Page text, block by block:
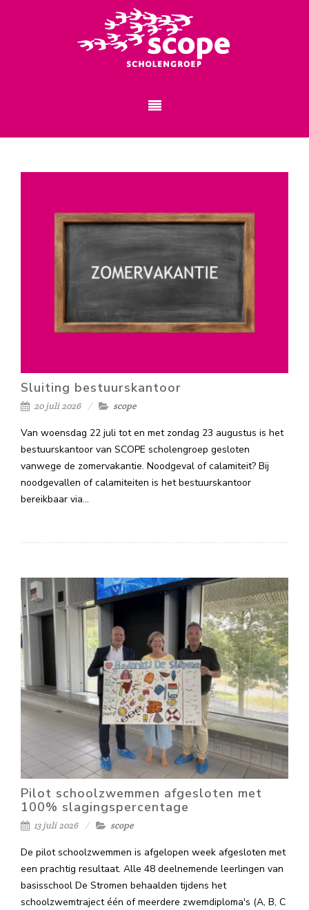
Sluiting bestuurskantoor
20 juli 2026 scope
Van woensdag 22 juli tot en met zondag 23 augustus is het
bestuurskantoor van SCOPE scholengroep gesloten
vanwege de zomervakantie. Noodgeval of calamiteit? Bij
noodgevallen of calamiteiten is het bestuurskantoor
bereikbaar via…
Pilot schoolzwemmen afgesloten met
100% slagingspercentage
13 juli 2026 scope
De pilot schoolzwemmen is afgelopen week afgesloten met
een prachtig resultaat. Alle 48 deelnemende leerlingen van
basisschool De Stromen behaalden tijdens het
schoolzwemtraject één of meerdere zwemdiploma's (A, B, C